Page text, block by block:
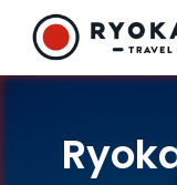
Vivez l'expérience